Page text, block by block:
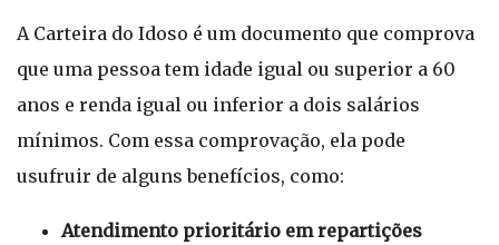
A Carteira do Idoso é um documento que comprova
que uma pessoa tem idade igual ou superior a 60
anos e renda igual ou inferior a dois salários
mínimos. Com essa comprovação, ela pode
usufruir de alguns benefícios, como:
Atendimento prioritário em repartições